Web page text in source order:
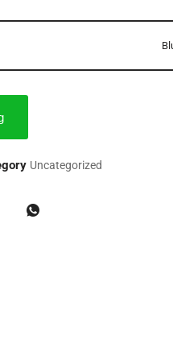
Uncategorized